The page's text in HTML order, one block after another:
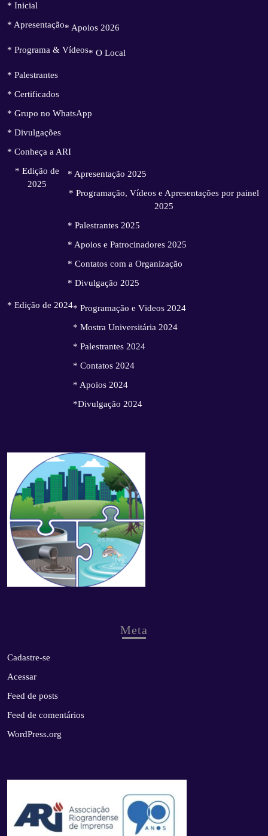
* Inicial
* Apresentação* Apoios 2026
* Programa & Vídeos* O Local
* Palestrantes
* Certificados
* Grupo no WhatsApp
* Divulgações
* Conheça a ARI
* Edição de
2025
* Apresentação 2025
* Programação, Vídeos e Apresentações por painel
2025
* Palestrantes 2025
* Apoios e Patrocinadores 2025
* Contatos com a Organização
* Divulgação 2025
* Edição de 2024* Programação e Vïdeos 2024
* Mostra Universitária 2024
* Palestrantes 2024
* Contatos 2024
* Apoios 2024
*Divulgação 2024
Meta
Cadastre-se
Acessar
Feed de posts
Feed de comentários
WordPress.org